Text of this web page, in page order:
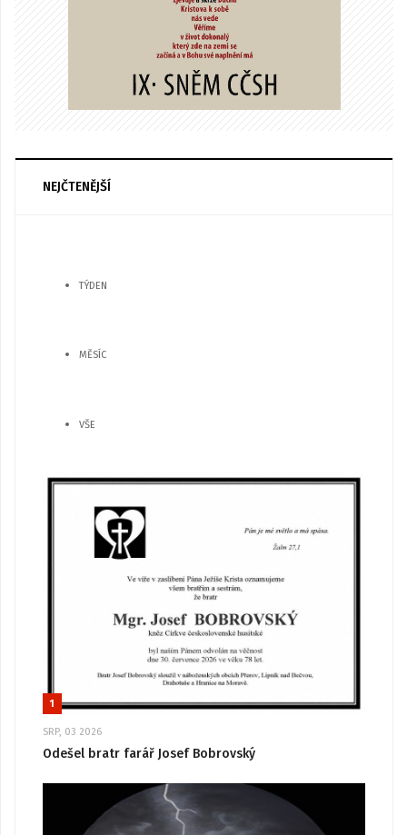
NEJČTENĚJŠÍ
TÝDEN
MĚSÍC
VŠE
1
SRP, 03 2026
Odešel bratr farář Josef Bobrovský